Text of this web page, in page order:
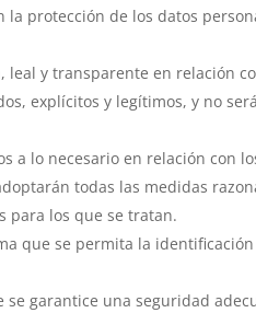
la protección de los datos
y transparente en relación
explícitos y legítimos, y no
a lo necesario en relación con
todas las medidas
para los que se tratan.
que se permita la
garantice una seguridad